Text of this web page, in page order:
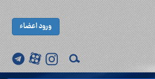
ورود اعضاء